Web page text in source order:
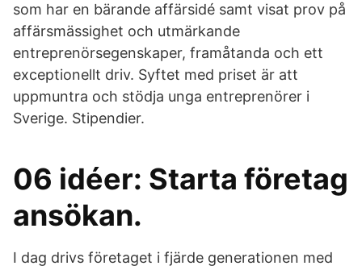
som har en bärande affärsidé samt visat prov på
affärsmässighet och utmärkande
entreprenörsegenskaper, framåtanda och ett
exceptionellt driv. Syftet med priset är att
uppmuntra och stödja unga entreprenörer i
Sverige. Stipendier.
06 idéer: Starta företag
ansökan.
I dag drivs företaget i fjärde generationen med